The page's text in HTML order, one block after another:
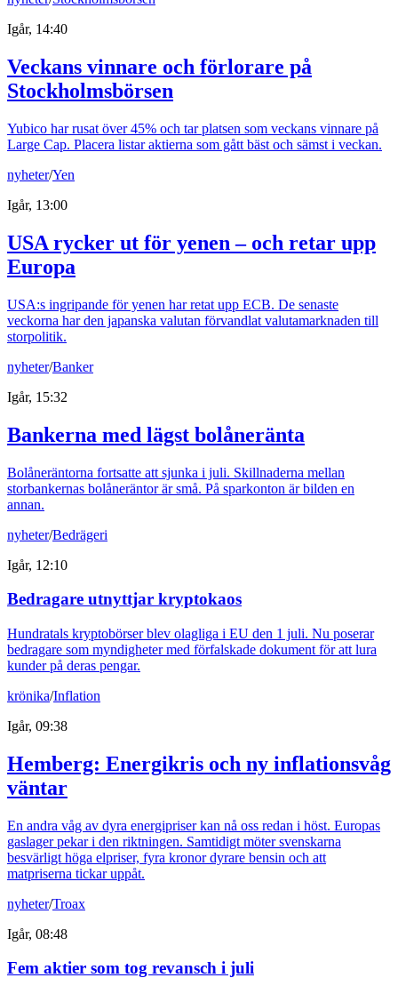
Igår, 14:40
Veckans vinnare och förlorare på
Stockholmsbörsen
Yubico har rusat över 45% och tar platsen som veckans vinnare på
Large Cap. Placera listar aktierna som gått bäst och sämst i veckan.
nyheter/Yen
Igår, 13:00
USA rycker ut för yenen – och retar upp
Europa
USA:s ingripande för yenen har retat upp ECB. De senaste
veckorna har den japanska valutan förvandlat valutamarknaden till
storpolitik.
nyheter/Banker
Igår, 15:32
Bankerna med lägst bolåneränta
Bolåneräntorna fortsatte att sjunka i juli. Skillnaderna mellan
storbankernas bolåneräntor är små. På sparkonton är bilden en
annan.
nyheter/Bedrägeri
Igår, 12:10
Bedragare utnyttjar kryptokaos
Hundratals kryptobörser blev olagliga i EU den 1 juli. Nu poserar
bedragare som myndigheter med förfalskade dokument för att lura
kunder på deras pengar.
krönika/Inflation
Igår, 09:38
Hemberg: Energikris och ny inflationsvåg
väntar
En andra våg av dyra energipriser kan nå oss redan i höst. Europas
gaslager pekar i den riktningen. Samtidigt möter svenskarna
besvärligt höga elpriser, fyra kronor dyrare bensin och att
matpriserna tickar uppåt.
nyheter/Troax
Igår, 08:48
Fem aktier som tog revansch i juli